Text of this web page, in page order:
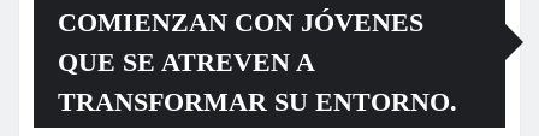
COMIENZAN CON JÓVENES
QUE SE ATREVEN A
TRANSFORMAR SU ENTORNO.